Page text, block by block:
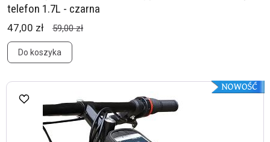
telefon 1.7L - czarna
47,00 zł 59,00 zł
Do koszyka